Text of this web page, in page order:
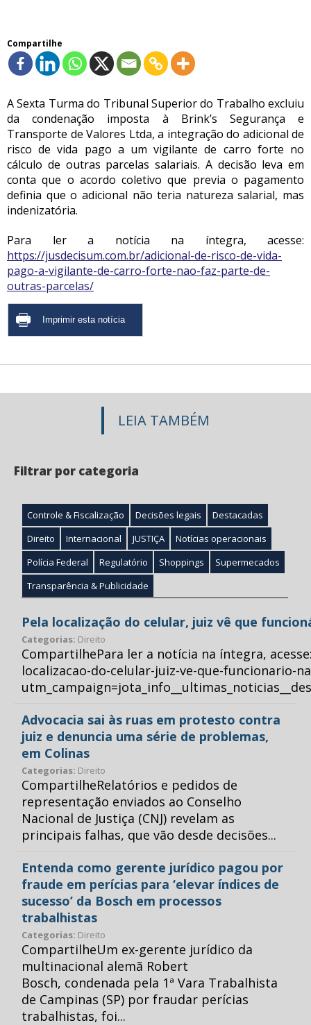
Compartilhe
A Sexta Turma do Tribunal Superior do Trabalho excluiu
da condenação imposta à Brink’s Segurança e
Transporte de Valores Ltda, a integração do adicional de
risco de vida pago a um vigilante de carro forte no
cálculo de outras parcelas salariais. A decisão leva em
conta que o acordo coletivo que previa o pagamento
definia que o adicional não teria natureza salarial, mas
indenizatória.
Para ler a notícia na íntegra, acesse:
https://jusdecisum.com.br/adicional-de-risco-de-vida-
pago-a-vigilante-de-carro-forte-nao-faz-parte-de-
outras-parcelas/
LEIA TAMBÉM
Filtrar por categoria
Controle & Fiscalização Decisões legais
Destacadas
Direito
Internacional JUSTIÇA
Notícias operacionais
Polícia Federal
Regulatório Shoppings
Supermecados
Transparência & Publicidade
Pela localização do celular, juiz vê que
Categorias: Direito
CompartilhePara ler a notícia na íntegra,
localizacao-do-celular-juiz-ve-que-funcionario-
Advocacia sai às ruas em protesto contra
juiz e denuncia uma série de problemas,
em Colinas
Categorias: Direito
CompartilheRelatórios e pedidos de
representação enviados ao Conselho
Nacional de Justiça (CNJ) revelam as
principais falhas, que vão desde decisões...
Entenda como gerente jurídico pagou por
fraude em perícias para ‘elevar índices de
sucesso’ da Bosch em processos
trabalhistas
Categorias: Direito
CompartilheUm ex-gerente jurídico da
multinacional alemã Robert
Bosch, condenada pela 1ª Vara Trabalhista
de Campinas (SP) por fraudar perícias
trabalhistas, foi...